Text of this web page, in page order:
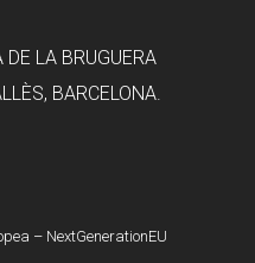
LA BRUGUERA
BARCELONA.
– NextGenerationEU